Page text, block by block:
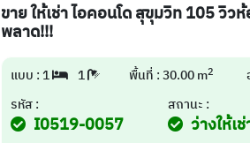
ขาย ให้เช่า ไอคอนโด สุขุมวิท 105 วิ
พลาด!!!
แบบ : 1 1 พื้นที่ : 30.00 m2
รหัส :
I0519-0057
สถานะ :
ว่างให้เ